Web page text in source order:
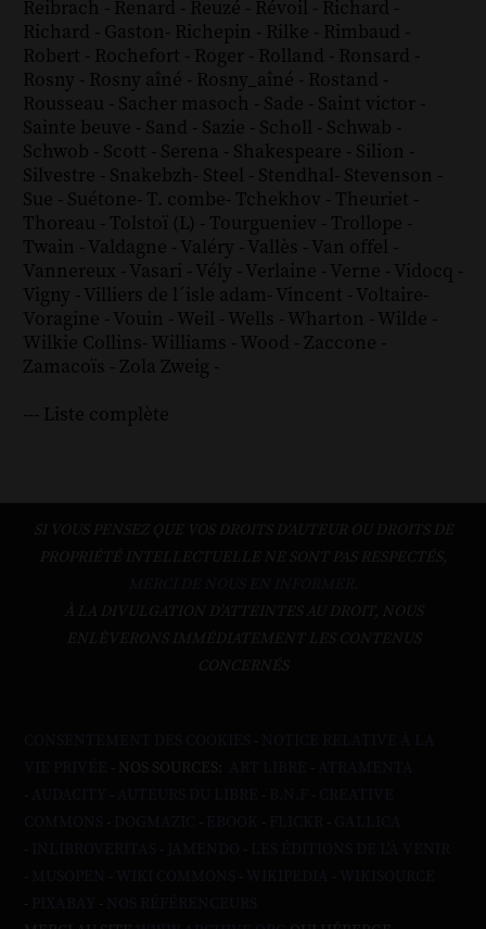
Reibrach - Renard - Reuzé - Révoil - Richard -
Richard - Gaston- Richepin - Rilke - Rimbaud -
Robert - Rochefort - Roger - Rolland - Ronsard -
Rosny - Rosny aîné - Rosny_aîné - Rostand -
Rousseau - Sacher masoch - Sade - Saint victor -
Sainte beuve - Sand - Sazie - Scholl - Schwab -
Schwob - Scott - Serena - Shakespeare - Silion -
Silvestre - Snakebzh- Steel - Stendhal- Stevenson -
Sue - Suétone- T. combe- Tchekhov - Theuriet -
Thoreau - Tolstoï (L) - Tourgueniev - Trollope -
Twain - Valdagne - Valéry - Vallès - Van offel -
Vannereux - Vasari - Vély - Verlaine - Verne - Vidocq -
Vigny - Villiers de l´isle adam- Vincent - Voltaire-
Voragine - Vouin - Weil - Wells - Wharton - Wilde -
Wilkie Collins- Williams - Wood - Zaccone -
Zamacoïs - Zola Zweig -
--- Liste complète